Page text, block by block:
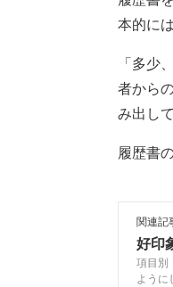
本的に
「多少
者から
み出し
履歴書
関連記
好印
項目別
ように